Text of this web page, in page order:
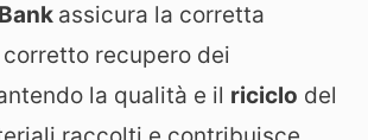
assicura la corretta
recupero dei
la qualità e il riciclo del